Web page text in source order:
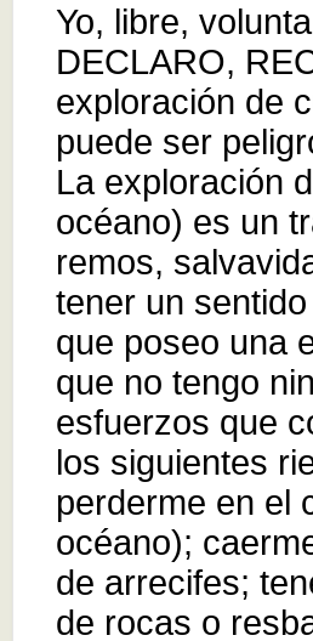
Yo, libre,
DECLARO,
exploración de
puede ser
La exploración
océano) es un
remos,
tener un
que poseo una
que no tengo
esfuerzos que
los siguientes
perderme en el
océano);
de arrecifes;
de rocas o